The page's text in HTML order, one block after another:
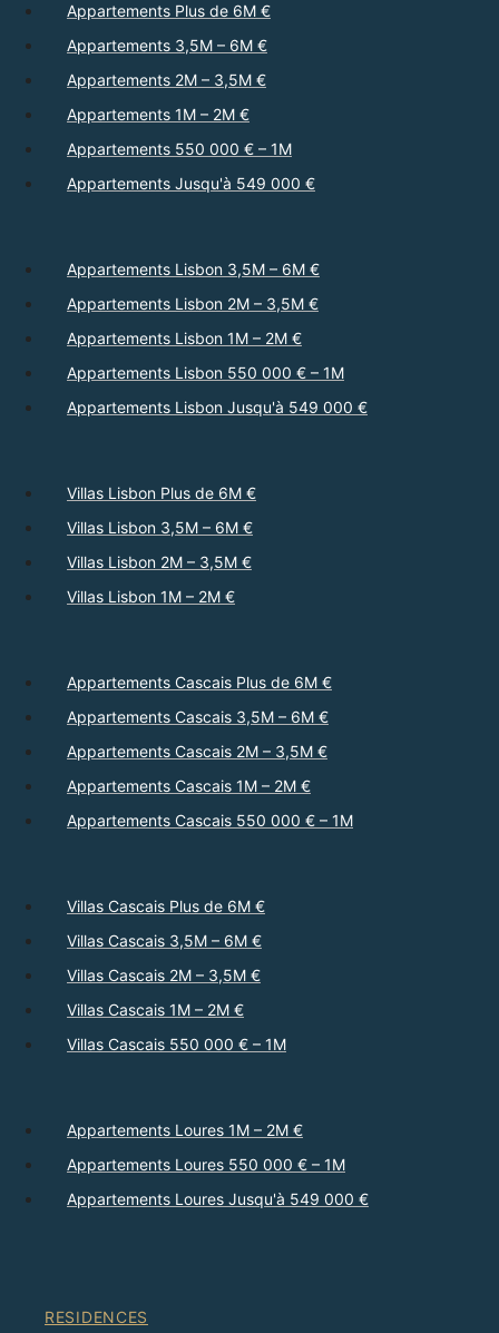
Appartements Plus de 6M €
Appartements 3,5M – 6M €
Appartements 2M – 3,5M €
Appartements 1M – 2M €
Appartements 550 000 € – 1M
Appartements Jusqu'à 549 000 €
Appartements Lisbon 3,5M – 6M €
Appartements Lisbon 2M – 3,5M €
Appartements Lisbon 1M – 2M €
Appartements Lisbon 550 000 € – 1M
Appartements Lisbon Jusqu'à 549 000 €
Villas Lisbon Plus de 6M €
Villas Lisbon 3,5M – 6M €
Villas Lisbon 2M – 3,5M €
Villas Lisbon 1M – 2M €
Appartements Cascais Plus de 6M €
Appartements Cascais 3,5M – 6M €
Appartements Cascais 2M – 3,5M €
Appartements Cascais 1M – 2M €
Appartements Cascais 550 000 € – 1M
Villas Cascais Plus de 6M €
Villas Cascais 3,5M – 6M €
Villas Cascais 2M – 3,5M €
Villas Cascais 1M – 2M €
Villas Cascais 550 000 € – 1M
Appartements Loures 1M – 2M €
Appartements Loures 550 000 € – 1M
Appartements Loures Jusqu'à 549 000 €
RESIDENCES